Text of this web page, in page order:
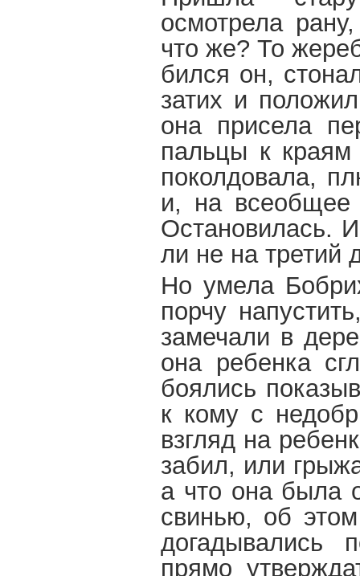
осмотрела
что же? То
бился он,
затих и
она присела
пальцы к
поколдовала,
и, на всеобщее
Остановилась.
ли не на третий
Но умела
порчу
замечали в
она ребенка
боялись
к кому с
взгляд на
забил, или
а что она была
свинью, об
догадывались
прямо